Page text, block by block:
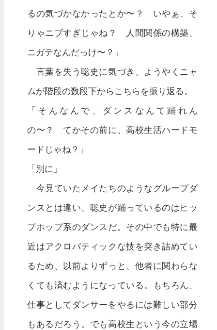
るの気づかなかったとか〜？ いやぁ、そ
りゃニブすぎじゃね？ 人間関係の構築、
ニガテなんだっけ〜？」
言葉を失う聡史に気づき、ようやくニャ
ムが階段の数段下からこちらを振り返る。
「そんなんで、ダンスなんて踊れん
の〜？ てかその前に、高校生活ハードモ
ードじゃね？」
「別に」
今見ていたメイたちのようなグループダ
ンスとは違い、聡史が踊っているのはヒッ
プホップ系のダンスだ。その中でも特に最
近はアクロバティックな技を突き詰めてい
るため、以前よりずっと、他者に関わらな
くても済むようになっている。もちろん、
仕事としてダンサーをやるには難しい部分
もあるだろう。でも高校生という今の立場